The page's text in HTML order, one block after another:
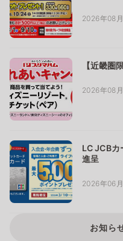
2026年08
【近畿圏
2026年08
LC JCB
進呈
2026年06
お知ら